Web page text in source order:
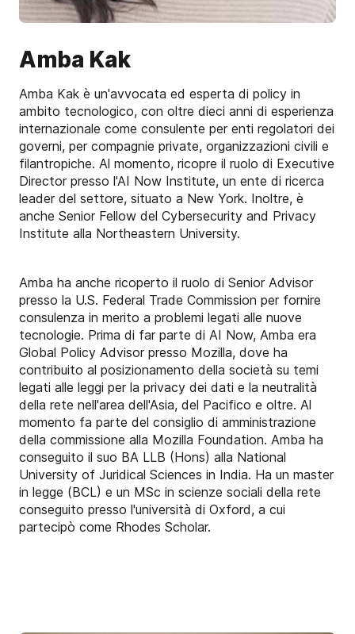
Amba Kak
Amba Kak è un'avvocata ed esperta di policy in
ambito tecnologico, con oltre dieci anni di esperienza
internazionale come consulente per enti regolatori dei
governi, per compagnie private, organizzazioni civili e
filantropiche. Al momento, ricopre il ruolo di Executive
Director presso l'AI Now Institute, un ente di ricerca
leader del settore, situato a New York. Inoltre, è
anche Senior Fellow del Cybersecurity and Privacy
Institute alla Northeastern University.
Amba ha anche ricoperto il ruolo di Senior Advisor
presso la U.S. Federal Trade Commission per fornire
consulenza in merito a problemi legati alle nuove
tecnologie. Prima di far parte di AI Now, Amba era
Global Policy Advisor presso Mozilla, dove ha
contribuito al posizionamento della società su temi
legati alle leggi per la privacy dei dati e la neutralità
della rete nell'area dell'Asia, del Pacifico e oltre. Al
momento fa parte del consiglio di amministrazione
della commissione alla Mozilla Foundation. Amba ha
conseguito il suo BA LLB (Hons) alla National
University of Juridical Sciences in India. Ha un master
in legge (BCL) e un MSc in scienze sociali della rete
conseguito presso l'università di Oxford, a cui
partecipò come Rhodes Scholar.